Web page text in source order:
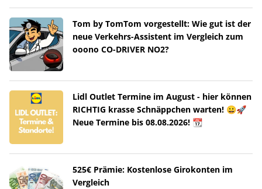
Tom by TomTom vorgestellt: Wie gut ist der
neue Verkehrs-Assistent im Vergleich zum
ooono CO-DRIVER NO2?
Lidl Outlet Termine im August - hier können
RICHTIG krasse Schnäppchen warten! 😀🚀
Neue Termine bis 08.08.2026! 📆
525€ Prämie: Kostenlose Girokonten im
Vergleich